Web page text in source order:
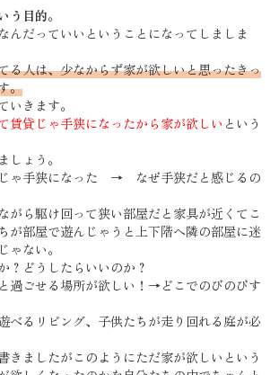
う目的。
んだっていいということになってしましま
る人は、少なからず家が欲しいと思ったきっ
。
いきます。
賃貸じゃ手狭になったから家が欲しい という
しょう。
ゃ手狭になった → なぜ手狭だと感じるの
がら駆け回って狭い部屋だと家具が近くてこ
が部屋で遊んじゃうと上下階へ隣の部屋に迷
ゃない。
どうしたらいいのか？
過ごせる場所が欲しい！→どこでのびのびす
べるリビング、子供たちが走り回れる庭が必
きましたがこのようにただ家が欲しいという